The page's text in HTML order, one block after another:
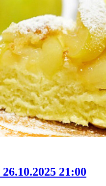
26.10.2025 21:00